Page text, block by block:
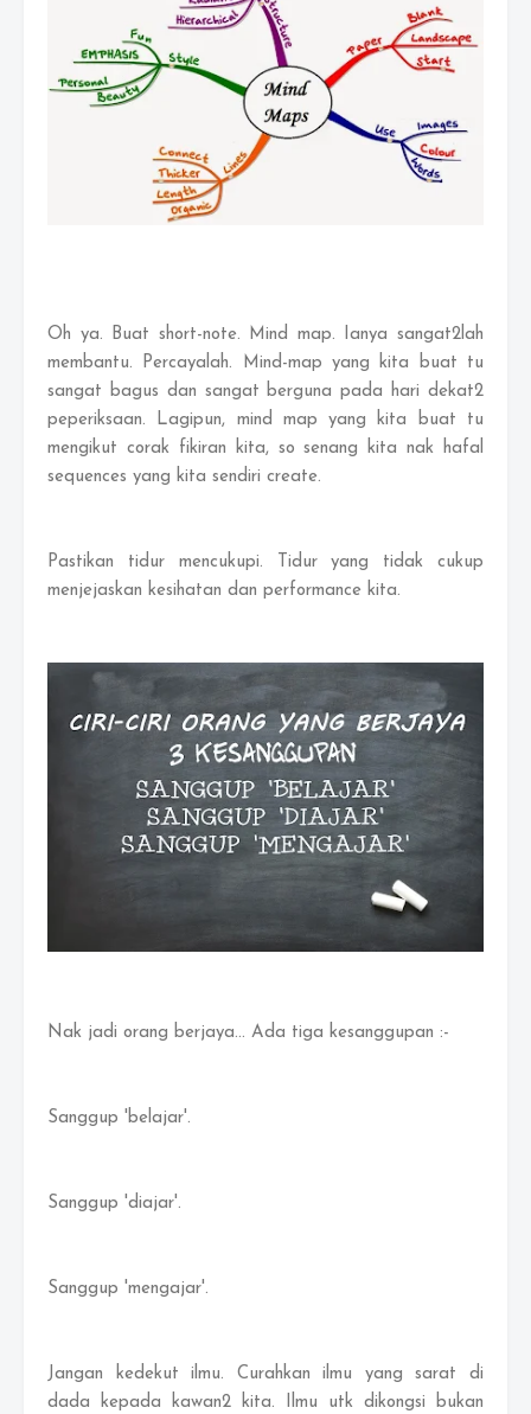
Oh ya. Buat short-note. Mind map. Ianya sangat2lah
membantu. Percayalah. Mind-map yang kita buat tu
sangat bagus dan sangat berguna pada hari dekat2
peperiksaan. Lagipun, mind map yang kita buat tu
mengikut corak fikiran kita, so senang kita nak hafal
sequences yang kita sendiri create.
Pastikan tidur mencukupi. Tidur yang tidak cukup
menjejaskan kesihatan dan performance kita.
Nak jadi orang berjaya... Ada tiga kesanggupan :-
Sanggup 'belajar'.
Sanggup 'diajar'.
Sanggup 'mengajar'.
Jangan kedekut ilmu. Curahkan ilmu yang sarat di
dada kepada kawan2 kita. Ilmu utk dikongsi bukan